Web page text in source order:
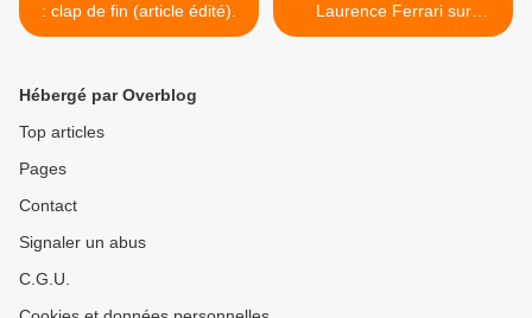
: clap de fin (article édité).
Laurence Ferrari sur
Europe 1. >
Hébergé par Overblog
Top articles
Pages
Contact
Signaler un abus
C.G.U.